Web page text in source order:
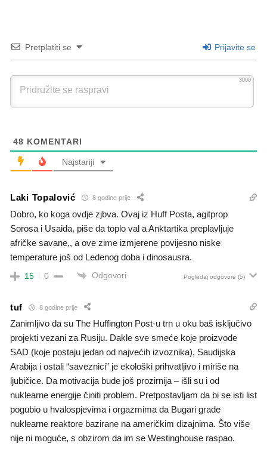
Pretplatiti se Prijavite se
3000
48 KOMENTARI
Najstariji
Laki Topalović 8 godine prije
Dobro, ko koga ovdje zjbva. Ovaj iz Huff Posta, agitprop
Sorosa i Usaida, piše da toplo val a Anktartika preplavljuje
afričke savane,, a ove zime izmjerene povijesno niske
temperature još od Ledenog doba i dinosausra.
15 0 Odgovori Pogledaj odgovore (5)
tuf 8 godine prije
Zanimljivo da su The Huffington Post-u trn u oku baš isključivo
projekti vezani za Rusiju. Dakle sve smeće koje proizvode
SAD (koje postaju jedan od najvećih izvoznika), Saudijska
Arabija i ostali “saveznici” je ekološki prihvatljivo i miriše na
ljubičice. Da motivacija bude još prozirnija – išli su i od
nuklearne energije činiti problem. Pretpostavljam da bi se isti list
pogubio u hvalospjevima i orgazmima da Bugari grade
nuklearne reaktore bazirane na američkim dizajnima. Što više
nije ni moguće, s obzirom da im se Westinghouse raspao.